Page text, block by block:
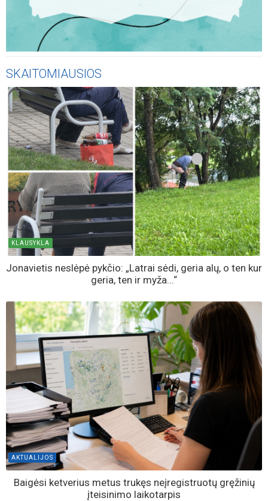
SKAITOMIAUSIOS
KLAUSYKLA
Jonavietis neslėpė pykčio: „Latrai sėdi, geria alų, o ten kur
geria, ten ir myža...“
AKTUALIJOS
Baigėsi ketverius metus trukęs neįregistruotų gręžinių
įteisinimo laikotarpis